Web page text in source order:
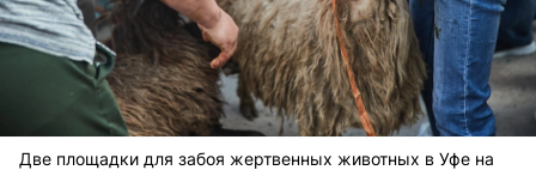
Две площадки для забоя жертвенных животных в Уфе на